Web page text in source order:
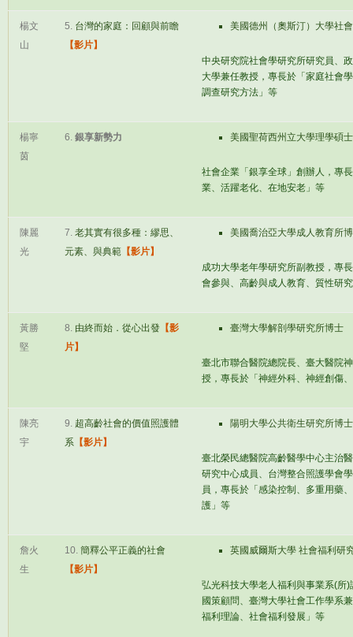
楊文
山
5. 台灣的家庭：回顧與前瞻
【影片】
美國德州（奧斯汀）大學社
中央研究院社會學研究所研究員、
大學兼任教授，專長於「家庭社會
調查研究方法」等
楊寧
茵
6. 銀享新勢力 美國聖荷西州立大學理學碩士
社會企業「銀享全球」創辦人，專
業、活躍老化、在地安老」等
陳麗
光
7. 老其實有很多種：繆思、
元素、與典範 【影片】
美國喬治亞大學成人教育所
成功大學老年學研究所副教授，專
會參與、高齡與成人教育、質性研
黃勝
堅
8. 由終而始．從心出發 【影
片】
臺灣大學解剖學研究所博士
臺北市聯合醫院總院長、臺大醫院
授，專長於「神經外科、神經創傷
陳亮
宇
9. 超高齡社會的價值照護體
系 【影片】
陽明大學公共衛生研究所博士
臺北榮民總醫院高齡醫學中心主治
研究中心成員、台灣整合照護學會
員，專長於「感染控制、多重用藥
護」等
詹火
生
10. 簡釋公平正義的社會
【影片】
英國威爾斯大學 社會福利研
弘光科技大學老人福利與事業系(所
國策顧問、臺灣大學社會工作學系
福利理論、社會福利發展」等